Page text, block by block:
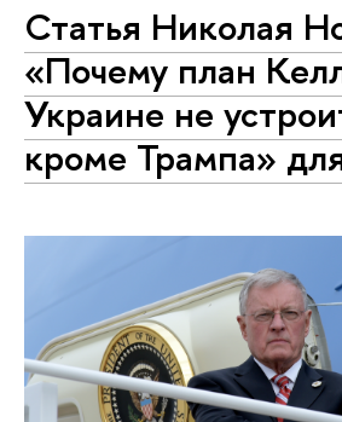
Статья Николая
«Почему план
Украине не
кроме Трампа»